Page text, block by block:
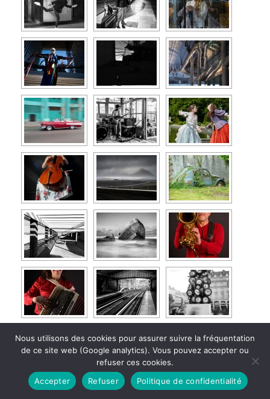
Nous utilisons des cookies pour assurer suivre la fréquentation
de ce site web (Google analytics). Vous pouvez accepter ou
refuser ces cookies.
Accepter
Refuser Politique de confidentialité